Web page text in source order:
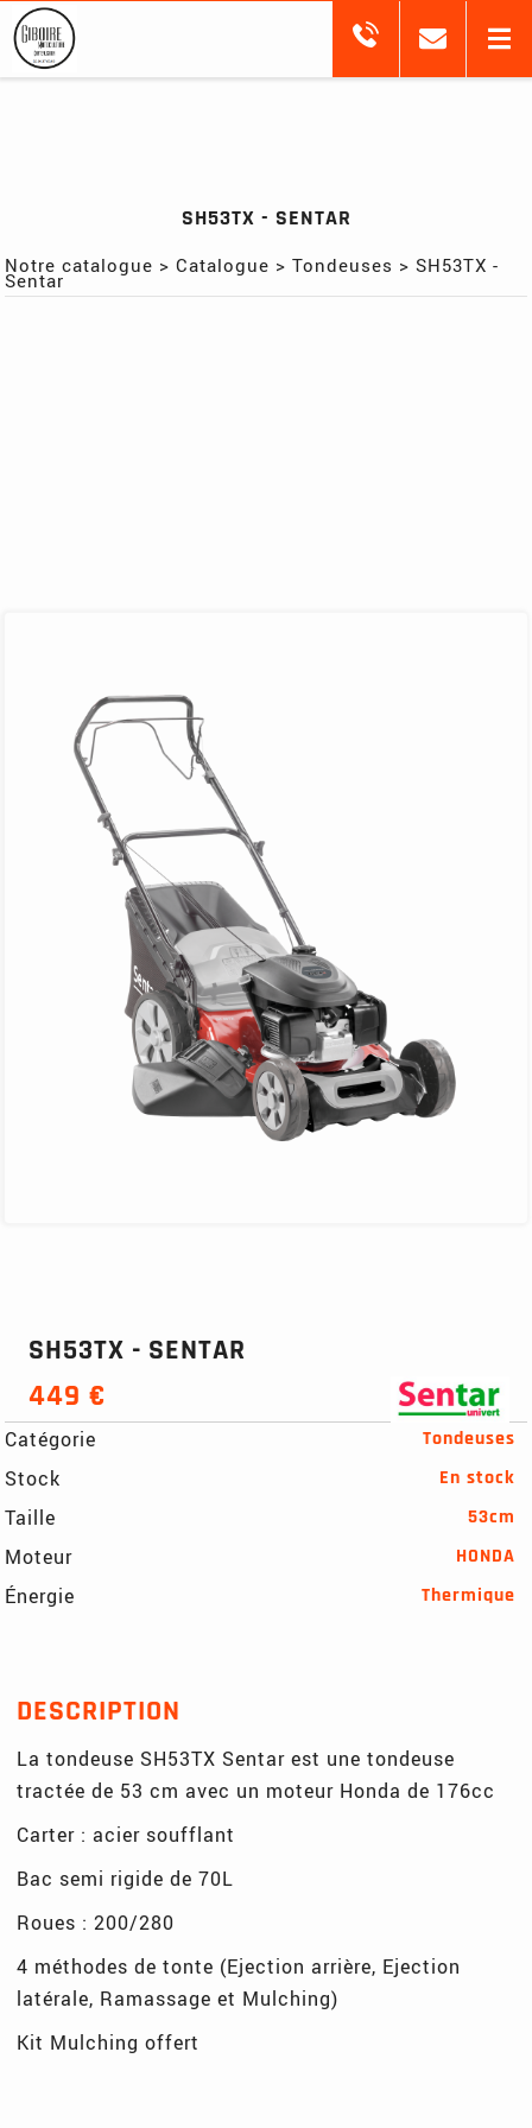
SH53TX - SENTAR
Notre catalogue >Catalogue >Tondeuses >SH53TX -
Sentar
SH53TX - SENTAR
449 €
Catégorie
Tondeuses
Stock
En stock
Taille
53cm
Moteur
HONDA
Énergie
Thermique
DESCRIPTION
La tondeuse SH53TX Sentar est une tondeuse
tractée de 53 cm avec un moteur Honda de 176cc
Carter : acier soufflant
Bac semi rigide de 70L
Roues : 200/280
4 méthodes de tonte (Ejection arrière, Ejection
latérale, Ramassage et Mulching)
Kit Mulching offert